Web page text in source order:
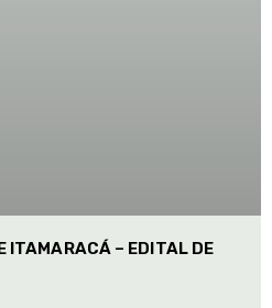
ITAMARACÁ – EDITAL DE